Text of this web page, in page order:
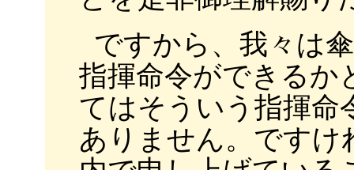
ですから、我々は
指揮命令ができるか
てはそういう指揮命
ありません。ですけ